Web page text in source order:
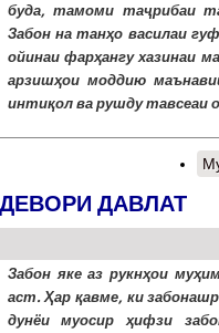
буда, тамоми таҷрибаи
Забон на танҳо василаи
ойинаи фарҳангу хазинаи
арзишҳои моддию
интиқол ва рушду тавсеаи
ДАВЛАТ
Забон яке аз рукнҳои
аст. Ҳар қавме, ки
дунёи муосир ҳифзи